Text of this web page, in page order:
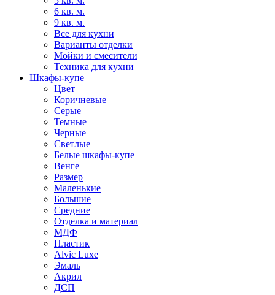
6 кв. м.
9 кв. м.
Все для кухни
Варианты отделки
Мойки и смесители
Техника для кухни
Шкафы-купе
Цвет
Коричневые
Серые
Темные
Черные
Светлые
Белые шкафы-купе
Венге
Размер
Маленькие
Большие
Средние
Отделка и материал
МДФ
Пластик
Alvic Luxe
Эмаль
Акрил
ДСП